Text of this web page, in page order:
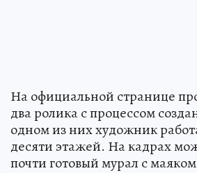
На официальной странице
два ролика с процессом
одном из них художник
десяти этажей. На кадрах
почти готовый мурал с